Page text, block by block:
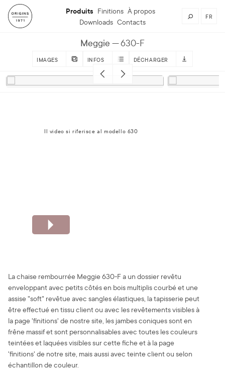
Produits Finitions À propos
Downloads Contacts
FR
Meggie 630-F
IMAGES INFOS DÉCHARGER
Il video si riferisce al modello 630
La chaise rembourrée Meggie 630-F a un dossier revêtu
enveloppant avec petits côtés en bois multiplis courbé et une
assise "soft" revêtue avec sangles élastiques, la tapisserie peut
être effectué en tissu client ou avec les revêtements visibles à
la page 'finitions' de nostre site, les jambes coniques sont en
frêne massif et sont personnalisables avec toutes les couleurs
teintées et laquées visibles sur cette fiche et à la page
'finitions' de notre site, mais aussi avec teinte client ou selon
échantillon de couleur.